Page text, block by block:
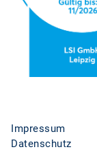
Impressum
Datenschutz